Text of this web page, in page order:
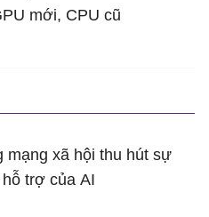
mới, CPU cũ
mạng xã hội thu hút sự
trợ của AI